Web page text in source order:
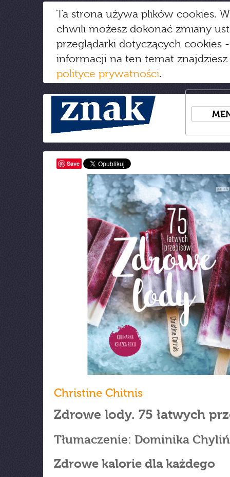
Ta strona używa plików cookies.
chwili możesz dokonać zmiany
przeglądarki dotyczących cookies
informacji na ten temat
polityce prywatności.
Save
Christine Chitnis
Zdrowe lody. 75 łatwych
Tłumaczenie: Dominika
Zdrowe kalorie dla każdego